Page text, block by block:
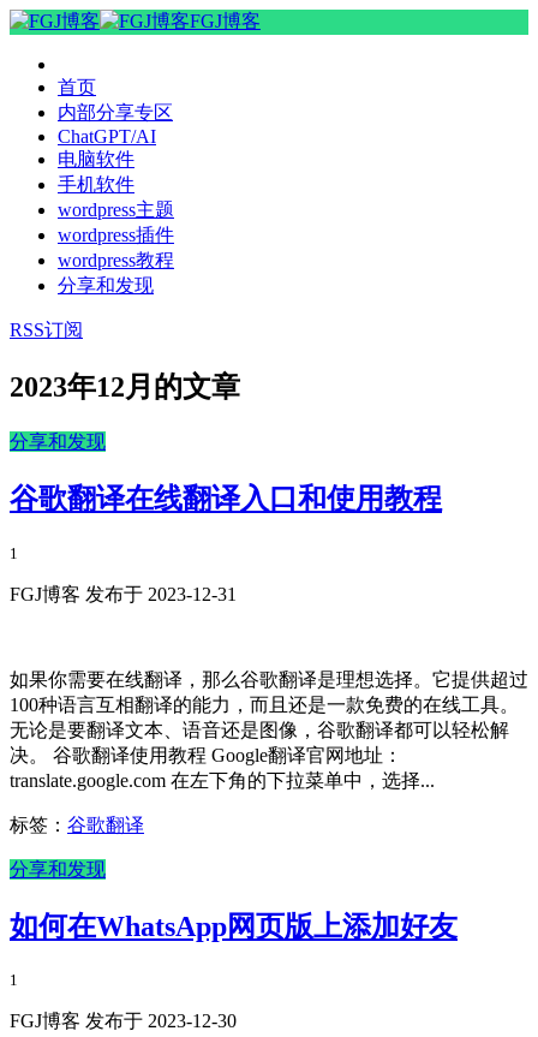
FGJ博客
首页
内部分享专区
ChatGPT/AI
电脑软件
手机软件
wordpress主题
wordpress插件
wordpress教程
分享和发现
RSS订阅
2023年12月的文章
分享和发现
谷歌翻译在线翻译入口和使用教程
1
FGJ博客 发布于 2023-12-31
如果你需要在线翻译，那么谷歌翻译是理想选择。它提供超过
100种语言互相翻译的能力，而且还是一款免费的在线工具。
无论是要翻译文本、语音还是图像，谷歌翻译都可以轻松解
决。 谷歌翻译使用教程 Google翻译官网地址：
translate.google.com 在左下角的下拉菜单中，选择...
标签： 谷歌翻译
分享和发现
如何在WhatsApp网页版上添加好友
1
FGJ博客 发布于 2023-12-30